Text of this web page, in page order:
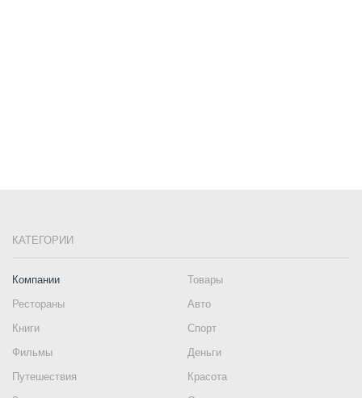
КАТЕГОРИИ
Компании
Товары
Рестораны
Авто
Книги
Спорт
Фильмы
Деньги
Путешествия
Красота